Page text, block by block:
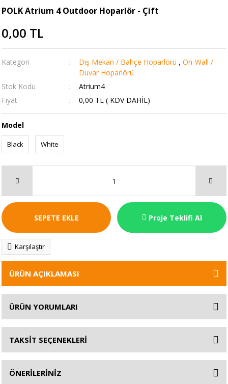
POLK Atrium 4 Outdoor Hoparlör - Çift
0,00 TL
Kategori Dış Mekan / Bahçe Hoparlörü , On-Wall /
Duvar Hoparlörü
Stok Kodu
Atrium4
Fiyat
0,00 TL ( KDV DAHİL)
Model
Black White
SEPETE EKLE Proje Teklifi Al
Karşılaştır
ÜRÜN AÇIKLAMASI
ÜRÜN YORUMLARI
TAKSİT SEÇENEKLERİ
ÖNERİLERİNİZ